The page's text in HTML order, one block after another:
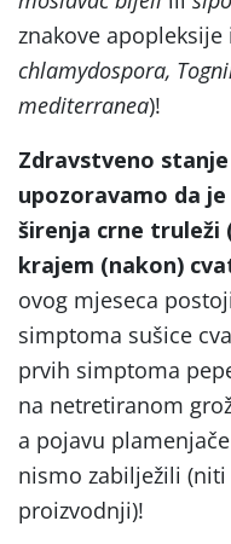
znakove apopleksije
chlamydospora,
mediterranea)!
Zdravstveno
upozoravamo da
širenja crne truleži
krajem (nakon)
ovog mjeseca
simptoma sušice
prvih simptoma
na netretiranom
a pojavu
nismo zabilježili
proizvodnji)!